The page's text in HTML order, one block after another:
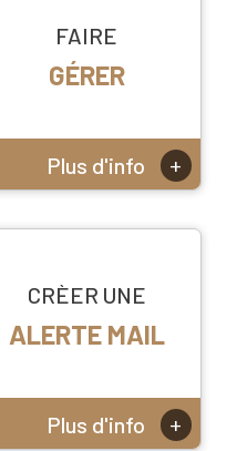
FAIRE
GÉRER
Plus d'info +
CRÈER UNE
ALERTE MAIL
Plus d'info +